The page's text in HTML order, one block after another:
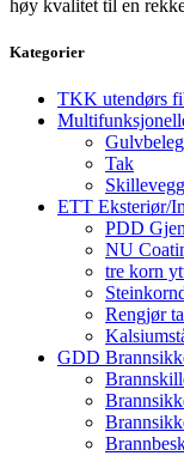
høy kvalitet til en
Kategorier
TKK utendørs
Tak
ETT Eksteriør/
PDD
NU
tre korn
Rengjør
GDD